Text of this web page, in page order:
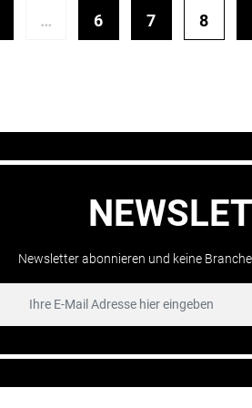
… 6 7 8
Newsletter abonnieren und keine